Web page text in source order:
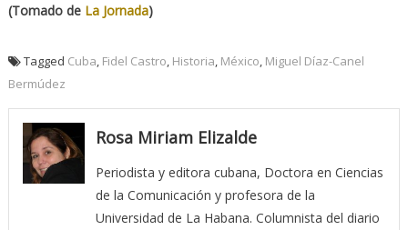
(Tomado de La Jornada)
Tagged Cuba Fidel Castro Historia México Miguel Díaz-Canel
Bermúdez
Rosa Miriam Elizalde
Periodista y editora cubana, Doctora en Ciencias
de la Comunicación y profesora de la
Universidad de La Habana. Columnista del diario